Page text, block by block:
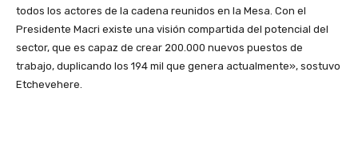
todos los actores de la cadena reunidos en la Mesa. Con el
Presidente Macri existe una visión compartida del potencial del
sector, que es capaz de crear 200.000 nuevos puestos de
trabajo, duplicando los 194 mil que genera actualmente», sostuvo
Etchevehere.